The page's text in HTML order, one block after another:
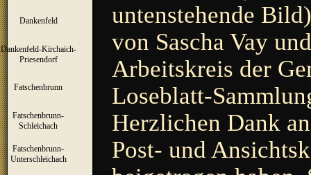
Dankenfeld ▼
Dankenfeld-Kirchaich-
Priesendorf
Fatschenbrunn ▼
Fatschenbrunn-
Schleichach
▼
Fatschenbrunn-
Unterschleichach
▼
untenstehende
von Sascha Vay
Arbeitskreis der
Loseblatt-
Herzlichen Dank
Post- und